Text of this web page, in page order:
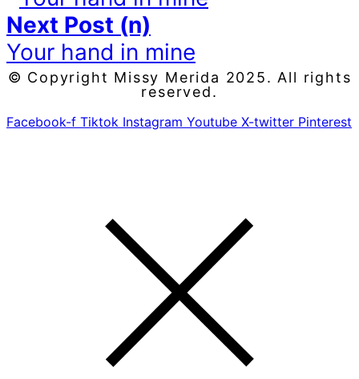
Next Post (n)
Your hand in mine
© Copyright Missy Merida 2025. All rights
reserved.
Facebook-f Tiktok Instagram Youtube X-twitter Pinterest